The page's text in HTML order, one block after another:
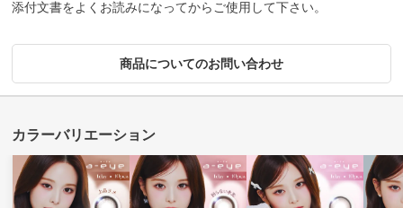
添付文書をよくお読みになってからご使用して下さい。
商品についてのお問い合わせ